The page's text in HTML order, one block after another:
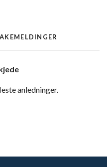
anledninger.